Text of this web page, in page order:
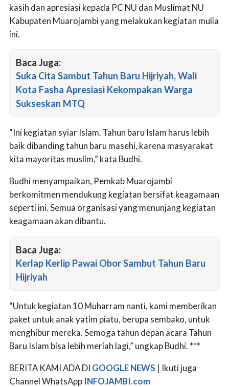
kasih dan apresiasi kepada PC NU dan Muslimat NU
Kabupaten Muarojambi yang melakukan kegiatan mulia
ini.
Baca Juga:
Suka Cita Sambut Tahun Baru Hijriyah, Wali
Kota Fasha Apresiasi Kekompakan Warga
Sukseskan MTQ
“Ini kegiatan syiar Islam. Tahun baru Islam harus lebih
baik dibanding tahun baru masehi, karena masyarakat
kita mayoritas muslim,” kata Budhi.
Budhi menyampaikan, Pemkab Muarojambi
berkomitmen mendukung kegiatan bersifat keagamaan
seperti ini. Semua organisasi yang menunjang kegiatan
keagamaan akan dibantu.
Baca Juga:
Kerlap Kerlip Pawai Obor Sambut Tahun Baru
Hijriyah
“Untuk kegiatan 10 Muharram nanti, kami memberikan
paket untuk anak yatim piatu, berupa sembako, untuk
menghibur mereka. Semoga tahun depan acara Tahun
Baru Islam bisa lebih meriah lagi,” ungkap Budhi. ***
BERITA KAMI ADA DI GOOGLE NEWS | Ikuti juga
Channel WhatsApp INFOJAMBI.com